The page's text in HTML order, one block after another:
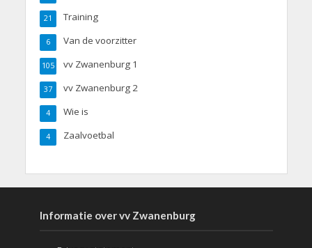
Training
21
Van de voorzitter
6
vv Zwanenburg 1
105
vv Zwanenburg 2
37
Wie is
4
Zaalvoetbal
4
Informatie over vv Zwanenburg